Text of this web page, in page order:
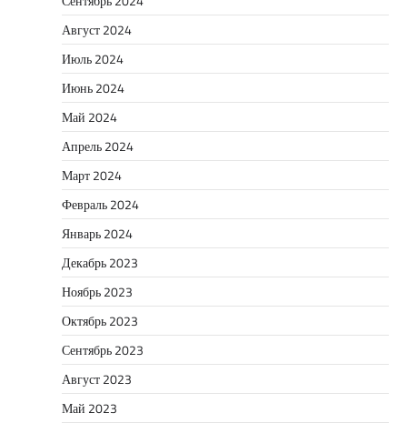
Август 2024
Июль 2024
Июнь 2024
Май 2024
Апрель 2024
Март 2024
Февраль 2024
Январь 2024
Декабрь 2023
Ноябрь 2023
Октябрь 2023
Сентябрь 2023
Август 2023
Май 2023